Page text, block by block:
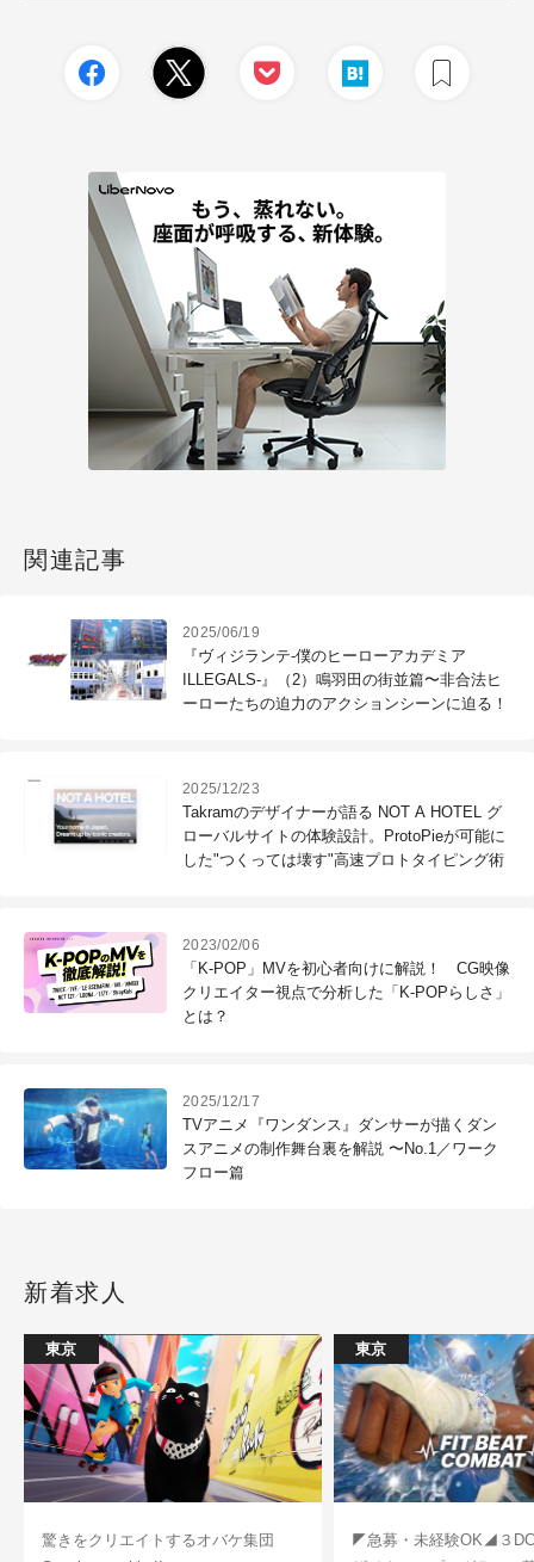
関連記事
2025/06/19
『ヴィジランテ-僕のヒーローアカデミア
ILLEGALS-』（2）鳴羽田の街並篇〜非合法ヒ
ーローたちの迫力のアクションシーンに迫る！
2025/12/23
Takramのデザイナーが語る NOT A HOTEL グ
ローバルサイトの体験設計。ProtoPieが可能に
した"つくっては壊す"高速プロトタイピング術
2023/02/06
「K-POP」MVを初心者向けに解説！ CG映像
クリエイター視点で分析した「K-POPらしさ」
とは？
2025/12/17
TVアニメ『ワンダンス』ダンサーが描くダン
スアニメの制作舞台裏を解説 〜No.1／ワーク
フロー篇
新着求人
東京
驚きをクリエイトするオバケ集団
東京
◤急募・未経験OK◢３